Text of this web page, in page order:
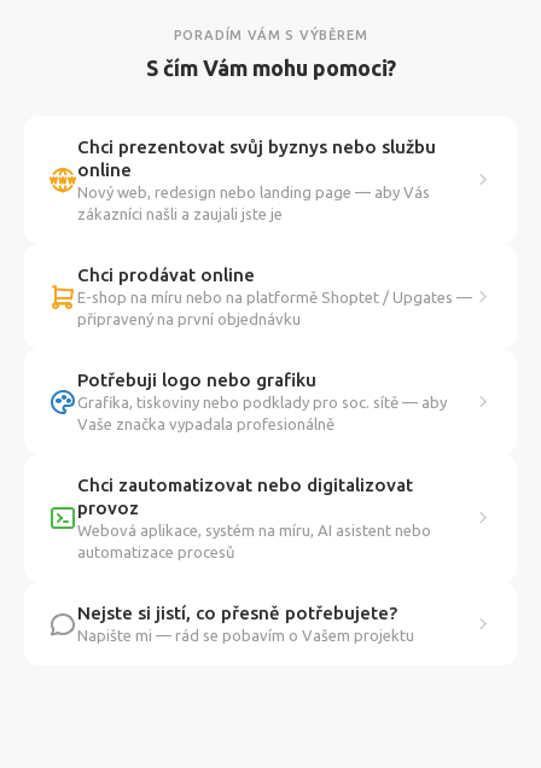
PORADÍM VÁM S VÝBĚREM
S čím Vám mohu pomoci?
Chci prezentovat svůj byznys nebo službu
online
Nový web, redesign nebo landing page — aby Vás
zákazníci našli a zaujali jste je
Chci prodávat online
E-shop na míru nebo na platformě Shoptet / Upgates —
připravený na první objednávku
Potřebuji logo nebo grafiku
Grafika, tiskoviny nebo podklady pro soc. sítě — aby
Vaše značka vypadala profesionálně
Chci zautomatizovat nebo digitalizovat
provoz
Webová aplikace, systém na míru, AI asistent nebo
automatizace procesů
Nejste si jistí, co přesně potřebujete?
Napište mi — rád se pobavím o Vašem projektu